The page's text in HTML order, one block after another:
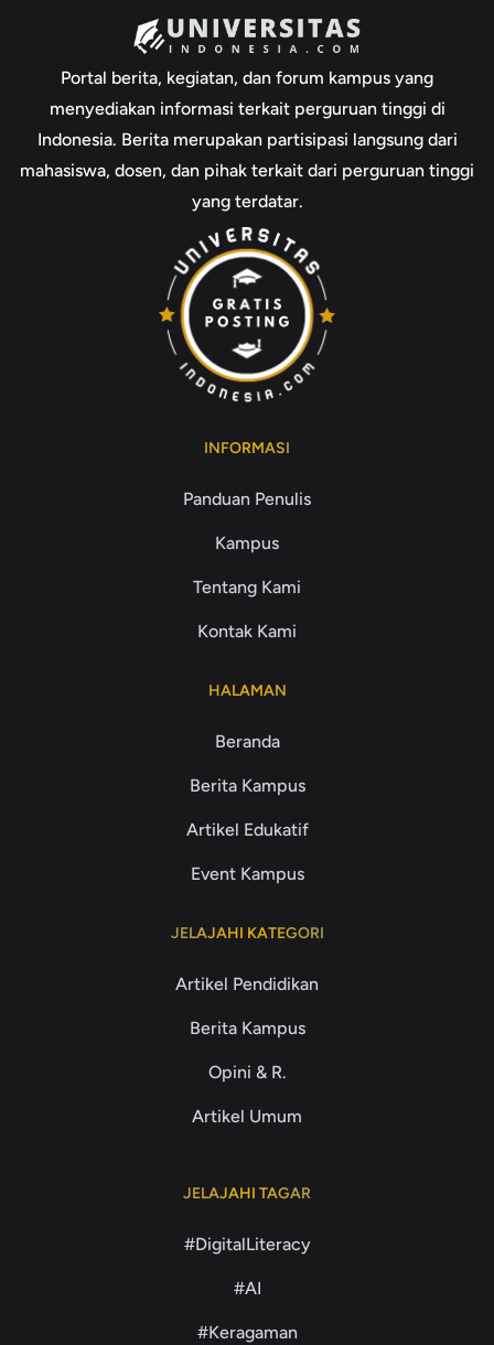
Portal berita, kegiatan, dan forum kampus yang
menyediakan informasi terkait perguruan tinggi di
Indonesia. Berita merupakan partisipasi langsung dari
mahasiswa, dosen, dan pihak terkait dari perguruan tinggi
yang terdatar.
INFORMASI
Panduan Penulis
Kampus
Tentang Kami
Kontak Kami
HALAMAN
Beranda
Berita Kampus
Artikel Edukatif
Event Kampus
JELAJAHI KATEGORI
Artikel Pendidikan
Berita Kampus
Opini & R.
Artikel Umum
JELAJAHI TAGAR
#DigitalLiteracy
#AI
#Keragaman